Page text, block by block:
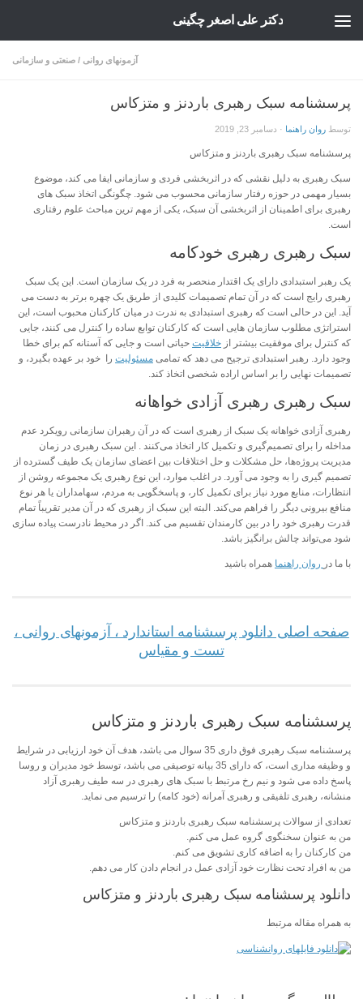
دکتر علی اصغر چگینی
آزمونهای روانی / صنعتی و سازمانی
پرسشنامه سبک رهبری باردنز و متزکاس
توسط روان راهنما · دسامبر 23, 2019
پرسشنامه سبک رهبری باردنز و متزکاس
سبک رهبری به دلیل نقشی که در اثربخشی فردی و سازمانی ایفا می کند، موضوع
بسیار مهمی در حوزه رفتار سازمانی محسوب می شود. چگونگی اتخاذ سبک های
رهبری برای اطمینان از اثربخشی آن سبک، یکی از مهم ترین مباحث علوم رفتاری
است.
سبک رهبری رهبری خودکامه
یک رهبر استبدادی دارای یک اقتدار منحصر به فرد در یک سازمان است. این یک سبک
رهبری رایج است که در آن تمام تصمیمات کلیدی از طریق یک چهره برتر به دست می
آید. این در حالی است که رهبری استبدادی به ندرت در میان کارکنان محبوب است، این
استراتژی مطلوب سازمان هایی است که کارکنان توابع ساده را کنترل می کنند، جایی
که کنترل برای موفقیت بیشتر از خلاقیت حیاتی است و جایی که آستانه کم برای خطا
وجود دارد. رهبر استبدادی ترجیح می دهد که تمامی مسئولیت را خود بر عهده بگیرد، و
تصمیمات نهایی را بر اساس اراده شخصی اتخاذ کند.
سبک رهبری رهبری آزادی خواهانه
رهبری آزادی خواهانه یک سبک از رهبری است که در آن رهبران سازمانی رویکرد عدم
مداخله را برای تصمیم‌گیری و تکمیل کار اتخاذ می‌کنند . این سبک رهبری در زمان
مدیریت پروژه‌ها، حل مشکلات و حل اختلافات بین اعضای سازمان یک طیف گسترده از
تصمیم گیری را به وجود می آورد. در اغلب موارد، این نوع رهبری یک مجموعه روشن از
انتظارات، منابع مورد نیاز برای تکمیل کار، و پاسخگویی به مردم، سهامداران یا هر نوع
منافع بیرونی دیگر را فراهم می‌کند. البته این سبک از رهبری که در آن مدیر تقریباً تمام
قدرت رهبری خود را در بین کارمندان تقسیم می کند. اگر در محیط نادرست پیاده سازی
شود می‌تواند چالش برانگیز باشد.
با ما در روان راهنما همراه باشید
صفحه اصلی دانلود پرسشنامه استاندارد ، آزمونهای روانی ،
تست و مقیاس
پرسشنامه سبک رهبری باردنز و متزکاس
پرسشنامه سبک رهبری فوق داری 35 سوال می باشد، هدف آن خود ارزیابی در شرایط
و وظیفه مداری است، که دارای 35 بیانه توصیفی می باشد، توسط خود مدیران و روسا
پاسخ داده می شود و نیم رخ مرتبط با سبک های رهبری در سه طیف رهبری آزاد
منشانه، رهبری تلفیقی و رهبری آمرانه (خود کامه) را ترسیم می نماید.
تعدادی از سوالات پرسشنامه سبک رهبری باردنز و متزکاس
من به عنوان سخنگوی گروه عمل می کنم.
من کارکنان را به اضافه کاری تشویق می کنم.
من به افراد تحت نظارت خود آزادی عمل در انجام دادن کار می دهم.
دانلود پرسشنامه سبک رهبری باردنز و متزکاس
به همراه مقاله مرتبط